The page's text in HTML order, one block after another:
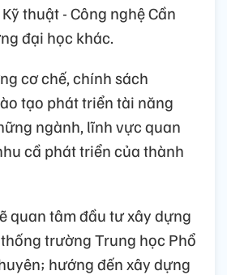
thuật - Công nghệ Cần
đại học khác.
cơ chế, chính sách
tạo phát triển tài năng
ngành, lĩnh vực quan
cầ phát triển của thành
quan tâm đầu tư xây dựng
trường Trung học Phổ
hướng đến xây dựng